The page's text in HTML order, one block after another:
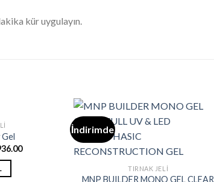
kür uygulayın.
Şu
İndirimde
TIRNAK JELI
MNP BUILDER MONO GEL CLEAR